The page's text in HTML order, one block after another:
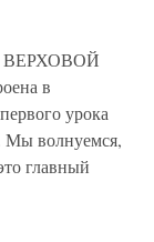
в
урока
Мы волнуемся,
главный